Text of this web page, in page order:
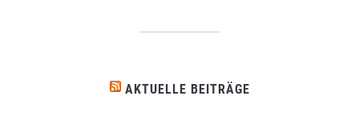
AKTUELLE BEITRÄGE